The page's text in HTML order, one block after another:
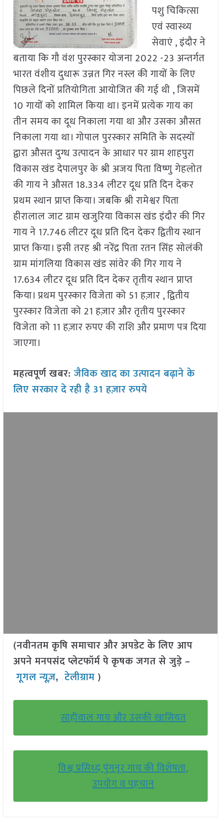
पशु चिकित्सा
एवं स्वास्थ्य
सेवाएं , इंदौर ने
बताया कि गौ वंश पुरस्कार योजना 2022 -23 अन्तर्गत
भारत वंशीय दुधारू उन्नत गिर नस्ल की गायों के लिए
पिछले दिनों प्रतियोगिता आयोजित की गई थी , जिसमें
10 गायों को शामिल किया था। इनमें प्रत्येक गाय का
तीन समय का दूध निकाला गया था और उसका औसत
निकाला गया था। गोपाल पुरस्कार समिति के सदस्यों
द्वारा औसत दुग्ध उत्पादन के आधार पर ग्राम शाहपुरा
विकास खंड देपालपुर के श्री अजय पिता विष्णु गेहलोत
की गाय ने औसत 18.334 लीटर दूध प्रति दिन देकर
प्रथम स्थान प्राप्त किया। जबकि श्री रामेश्वर पिता
हीरालाल जाट ग्राम खजुरिया विकास खंड इंदौर की गिर
गाय ने 17.746 लीटर दूध प्रति दिन देकर द्वितीय स्थान
प्राप्त किया। इसी तरह श्री नरेंद्र पिता रतन सिंह सोलंकी
ग्राम मांगलिया विकास खंड सांवेर की गिर गाय ने
17.634 लीटर दूध प्रति दिन देकर तृतीय स्थान प्राप्त
किया। प्रथम पुरस्कार विजेता को 51 हज़ार , द्वितीय
पुरस्कार विजेता को 21 हज़ार और तृतीय पुरस्कार
विजेता को 11 हज़ार रुपए की राशि और प्रमाण पत्र दिया
जाएगा।
महत्वपूर्ण खबर:जैविक खाद का उत्पादन बढ़ाने के
लिए सरकार दे रही है 31 हज़ार रुपये
(नवीनतम कृषि समाचार और अपडेट के लिए आप
अपने मनपसंद प्लेटफॉर्म पे कृषक जगत से जुड़े –
गूगल न्यूज़,टेलीग्राम )
साहीवाल गाय और उसकी खासियत
विश्व प्रसिध्द पुंगनूर गाय की विशेषता,
उपयोग व पहचान